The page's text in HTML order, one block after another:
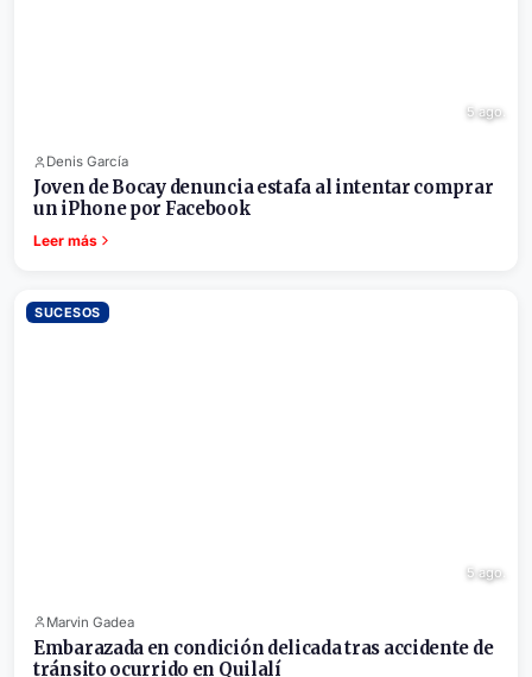
5 ago.
Denis García
Joven de Bocay denuncia estafa al intentar comprar
un iPhone por Facebook
Leer más
SUCESOS
5 ago.
Marvin Gadea
Embarazada en condición delicada tras accidente de
tránsito ocurrido en Quilalí